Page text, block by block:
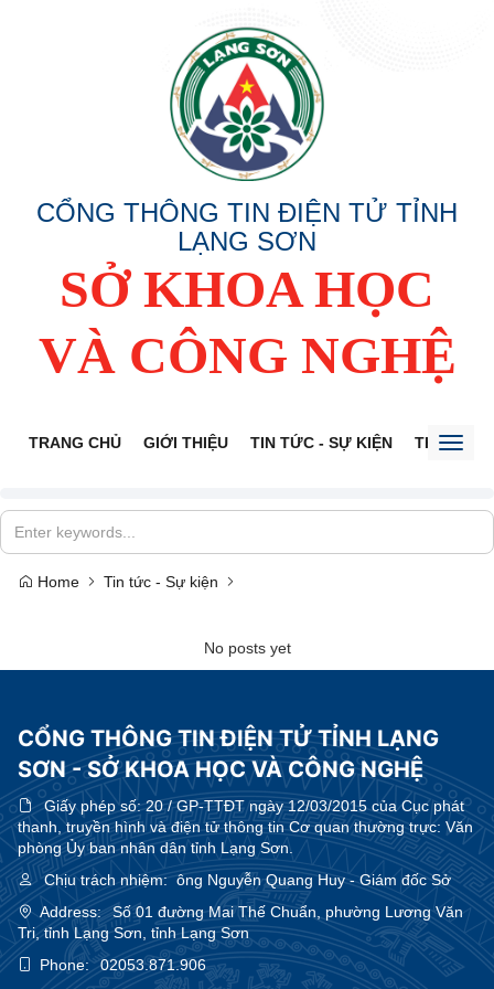
CỔNG THÔNG TIN ĐIỆN TỬ TỈNH
LẠNG SƠN
SỞ KHOA HỌC
VÀ CÔNG NGHỆ
TRANG CHỦ GIỚI THIỆU TIN TỨC - SỰ KIỆN THỦ TỤC
Home Tin tức - Sự kiện
No posts yet
CỔNG THÔNG TIN ĐIỆN TỬ TỈNH LẠNG
SƠN - SỞ KHOA HỌC VÀ CÔNG NGHỆ
Giấy phép số:20 / GP-TTĐT ngày 12/03/2015 của Cục phát
thanh, truyền hình và điện tử thông tin Cơ quan thường trực: Văn
phòng Ủy ban nhân dân tỉnh Lạng Sơn.
Chịu trách nhiệm:ông Nguyễn Quang Huy - Giám đốc Sở
Address:
Số 01 đường Mai Thế Chuẩn, phường Lương Văn
Tri, tỉnh Lạng Sơn, tỉnh Lạng Sơn
Phone:
02053.871.906